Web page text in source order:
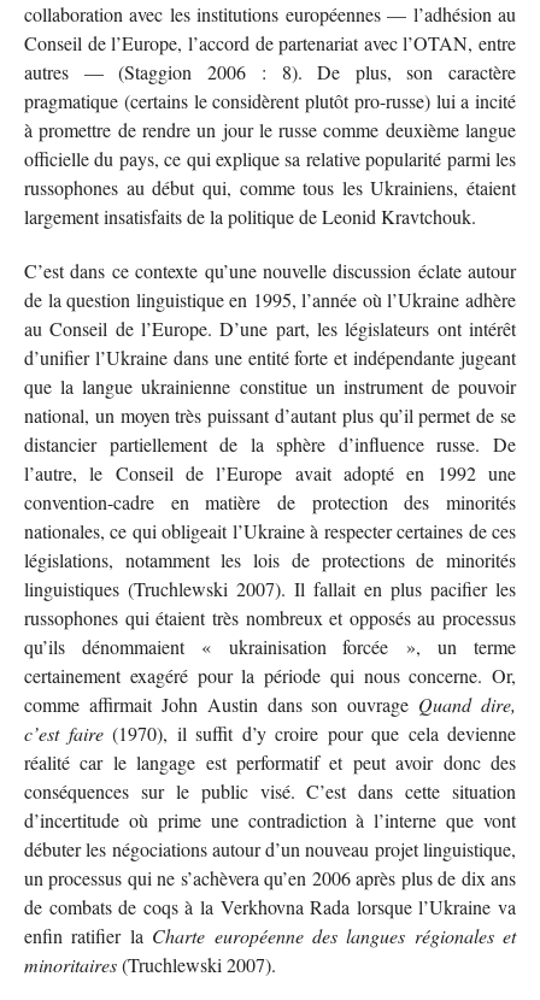
collaboration avec les institutions européennes — l’adhésion au
Conseil de l’Europe, l’accord de partenariat avec l’OTAN, entre
autres — (Staggion 2006 : 8). De plus, son caractère
pragmatique (certains le considèrent plutôt pro-russe) lui a incité
à promettre de rendre un jour le russe comme deuxième langue
officielle du pays, ce qui explique sa relative popularité parmi les
russophones au début qui, comme tous les Ukrainiens, étaient
largement insatisfaits de la politique de Leonid Kravtchouk.
C’est dans ce contexte qu’une nouvelle discussion éclate autour
de la question linguistique en 1995, l’année où l’Ukraine adhère
au Conseil de l’Europe. D’une part, les législateurs ont intérêt
d’unifier l’Ukraine dans une entité forte et indépendante jugeant
que la langue ukrainienne constitue un instrument de pouvoir
national, un moyen très puissant d’autant plus qu’il permet de se
distancier partiellement de la sphère d’influence russe. De
l’autre, le Conseil de l’Europe avait adopté en 1992 une
convention-cadre en matière de protection des minorités
nationales, ce qui obligeait l’Ukraine à respecter certaines de ces
législations, notamment les lois de protections de minorités
linguistiques (Truchlewski 2007). Il fallait en plus pacifier les
russophones qui étaient très nombreux et opposés au processus
qu’ils dénommaient « ukrainisation forcée », un terme
certainement exagéré pour la période qui nous concerne. Or,
comme affirmait John Austin dans son ouvrage Quand dire,
c’est faire(1970), il suffit d’y croire pour que cela devienne
réalité car le langage est performatif et peut avoir donc des
conséquences sur le public visé. C’est dans cette situation
d’incertitude où prime une contradiction à l’interne que vont
débuter les négociations autour d’un nouveau projet linguistique,
un processus qui ne s’achèvera qu’en 2006 après plus de dix ans
de combats de coqs à la Verkhovna Rada lorsque l’Ukraine va
enfin ratifier la Charte européenne des langues régionales et
minoritaires(Truchlewski 2007).